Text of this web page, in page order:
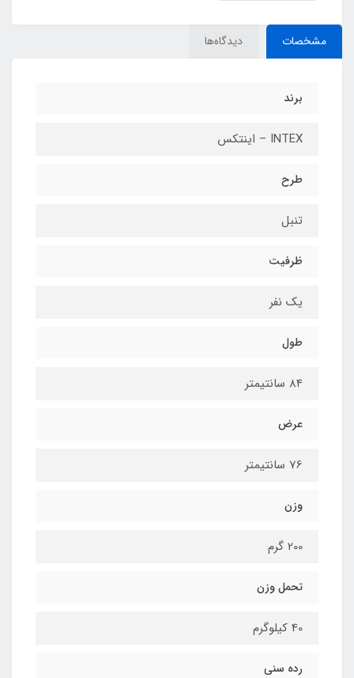
مشخصات دیدگاه‌ها
برند
INTEX – اینتکس
طرح
تنبل
ظرفیت
یک نفر
طول
84 سانتیمتر
عرض
76 سانتیمتر
وزن
200 گرم
تحمل وزن
40 کیلوگرم
رده سنی